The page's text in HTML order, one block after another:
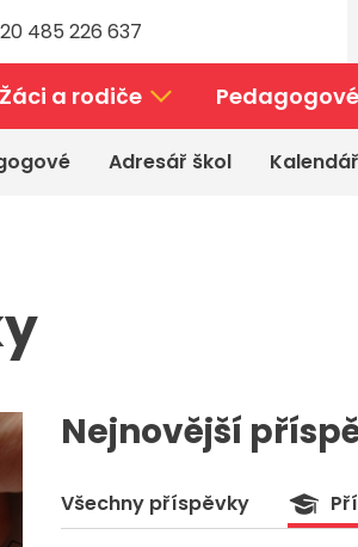
485 226 637
Žáci a rodiče Pedagogové
Adresář škol Kalendář
Nejnovější
Všechny příspěvky